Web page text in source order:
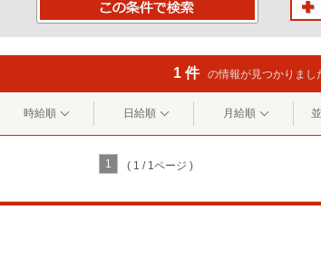
1 件 の情報が見つかりまし
時給順 日給順 月給順
1 ( 1 / 1ページ )